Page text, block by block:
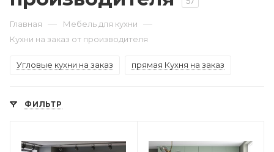
Главная — Мебель для кухни —
Кухни на заказ от производителя
Угловые кухни на заказ прямая Кухня на заказ
ФИЛЬТР